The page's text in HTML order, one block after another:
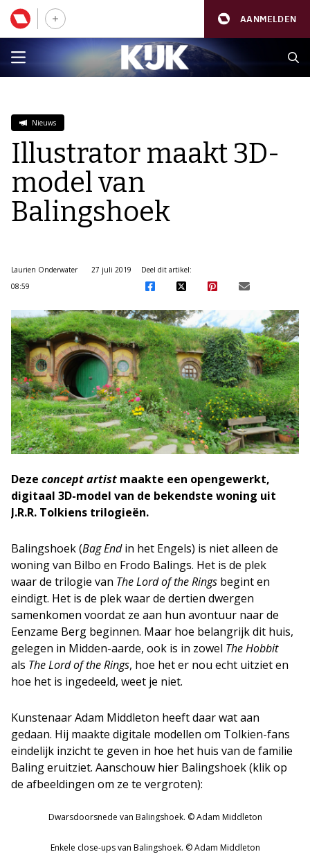
AANMELDEN
Nieuws
Illustrator maakt 3D-
model van
Balingshoek
Laurien Onderwater
27 juli 2019
08:59
Deel dit artikel:
Deze concept artist maakte een opengewerkt,
digitaal 3D-model van de bekendste woning uit
J.R.R. Tolkiens trilogieën.
Balingshoek (Bag Endin het Engels) is niet alleen de
woning van Bilbo en Frodo Balings. Het is de plek
waar de trilogie van The Lord of the Rings begint en
eindigt. Het is de plek waar de dertien dwergen
samenkomen voordat ze aan hun avontuur naar de
Eenzame Berg beginnen. Maar hoe belangrijk dit huis,
gelegen in Midden-aarde, ook is in zowel The Hobbit
als The Lord of the Rings, hoe het er nou echt uitziet en
hoe het is ingedeeld, weet je niet.
Kunstenaar Adam Middleton heeft daar wat aan
gedaan. Hij maakte digitale modellen om Tolkien-fans
eindelijk inzicht te geven in hoe het huis van de familie
Baling eruitziet. Aanschouw hier Balingshoek (klik op
de afbeeldingen om ze te vergroten):
Dwarsdoorsnede van Balingshoek. © Adam Middleton
Enkele close-ups van Balingshoek. © Adam Middleton